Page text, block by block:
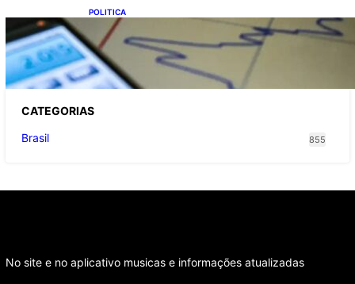
POLITICA
TCU lista mais de 6 mil responsáveis com
contas irregulares; Nordeste e Sudeste
concentram maioria dos nomes
CATEGORIAS
Brasil
855
No site e no aplicativo musicas e informações atualizadas